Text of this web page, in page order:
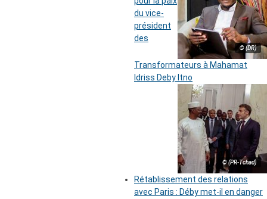
© (DR)
du vice-
président
des
Transformateurs à Mahamat
Idriss Deby Itno
© (PR-Tchad)
Rétablissement des relations
avec Paris : Déby met-il en danger